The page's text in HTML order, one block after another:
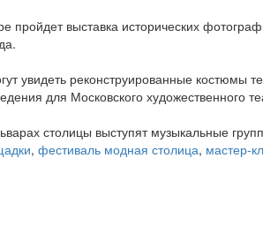
пройдет выставка исторических
увидеть реконструированные
для Московского художественного
столицы выступят музыкальные
, фестиваль модная столица, мастер-